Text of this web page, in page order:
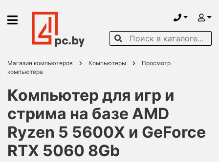
Магазин компьютеров Компьютеры
Просмотр
компьютера
Компьютер для игр и
стрима на базе AMD
Ryzen 5 5600X и GeForce
RTX 5060 8Gb